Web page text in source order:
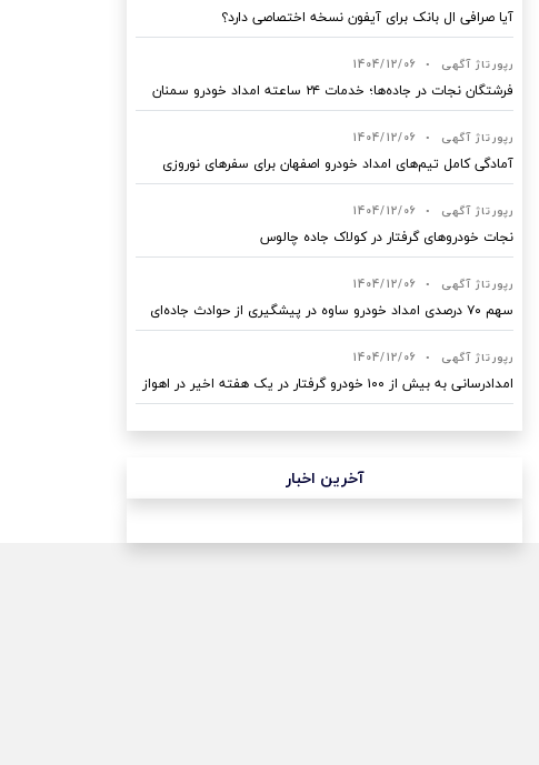
آیا صرافی ال بانک برای آیفون نسخه اختصاصی دارد؟
رپورتاژ آگهی •
1404/12/06
فرشتگان نجات در جاده‌ها؛ خدمات ۲۴ ساعته امداد خودرو سمنان
رپورتاژ آگهی •
1404/12/06
آمادگی کامل تیم‌های امداد خودرو اصفهان برای سفرهای نوروزی
رپورتاژ آگهی •
1404/12/06
نجات خودروهای گرفتار در کولاک جاده چالوس
رپورتاژ آگهی •
1404/12/06
سهم ۷۰ درصدی امداد خودرو ساوه در پیشگیری از حوادث جاده‌ای
رپورتاژ آگهی •
1404/12/06
امدادرسانی به بیش از ۱۰۰ خودرو گرفتار در یک هفته اخیر در اهواز
آخرین اخبار